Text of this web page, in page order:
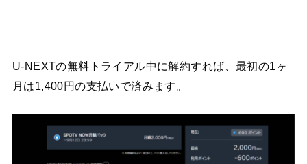
U-NEXTの無料トライアル中に解約すれば、最初の1ヶ
月は1,400円の支払いで済みます。